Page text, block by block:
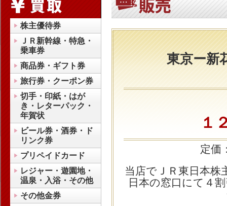
株主優待券
ＪＲ新幹線・特急・
乗車券
商品券・ギフト券
旅行券・クーポン券
切手・印紙・はが
き・レターパック・
年賀状
ビール券・酒券・ド
リンク券
プリペイドカード
レジャー・遊園地・
温泉・入浴・その他
その他金券
東京ー新
１
定価
当店でＪＲ東日本株
日本の窓口にて４